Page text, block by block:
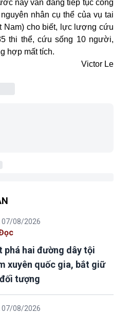
này vẫn đang tiếp tục công
nhân cụ thể của vụ tai
Nam) cho biết, lực lượng cứu
thi thể, cứu sống 10 người,
hợp mất tích.
Victor Le
07/08/2026
phá hai đường dây tội
xuyên quốc gia, bắt giữ
tượng
07/08/2026